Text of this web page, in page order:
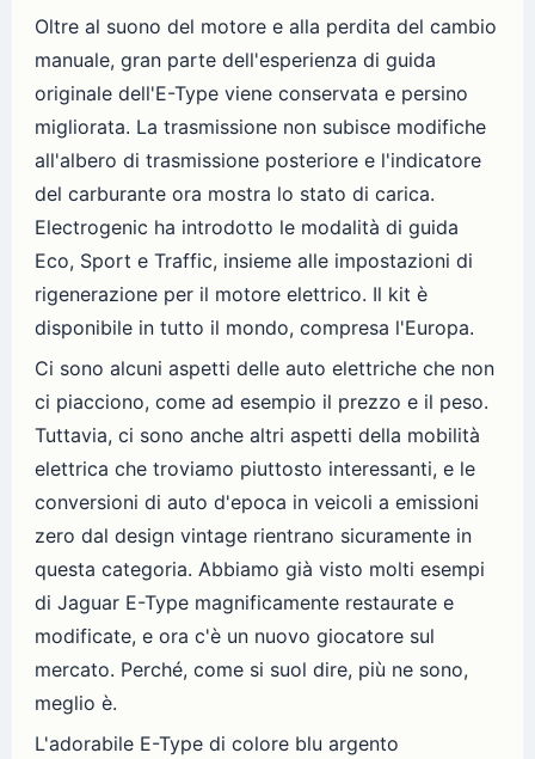
Oltre al suono del motore e alla perdita del cambio
manuale, gran parte dell'esperienza di guida
originale dell'E-Type viene conservata e persino
migliorata. La trasmissione non subisce modifiche
all'albero di trasmissione posteriore e l'indicatore
del carburante ora mostra lo stato di carica.
Electrogenic ha introdotto le modalità di guida
Eco, Sport e Traffic, insieme alle impostazioni di
rigenerazione per il motore elettrico. Il kit è
disponibile in tutto il mondo, compresa l'Europa.
Ci sono alcuni aspetti delle auto elettriche che non
ci piacciono, come ad esempio il prezzo e il peso.
Tuttavia, ci sono anche altri aspetti della mobilità
elettrica che troviamo piuttosto interessanti, e le
conversioni di auto d'epoca in veicoli a emissioni
zero dal design vintage rientrano sicuramente in
questa categoria. Abbiamo già visto molti esempi
di Jaguar E-Type magnificamente restaurate e
modificate, e ora c'è un nuovo giocatore sul
mercato. Perché, come si suol dire, più ne sono,
meglio è.
L'adorabile E-Type di colore blu argento